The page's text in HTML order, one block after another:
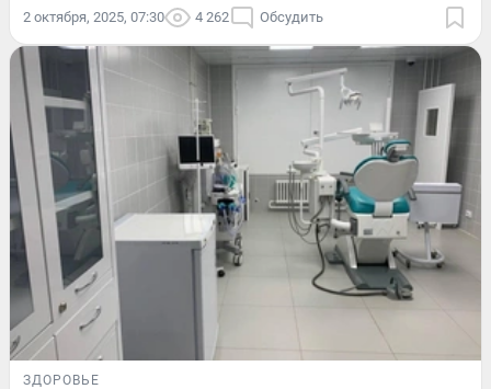
2 октября, 2025, 07:30 4 262 Обсудить
ЗДОРОВЬЕ